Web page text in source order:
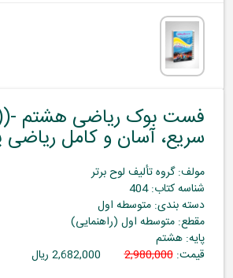
فست بوک ریاضی هشتم -
سریع، آسان و کامل
مولف: گروه تألیف لوح برتر
شناسه کتاب: 404
دسته بندی: متوسطه اول
مقطع: متوسطه اول (راهنمایی)
پایه: هشتم
قیمت:2,980,000 2,682,000 ریال